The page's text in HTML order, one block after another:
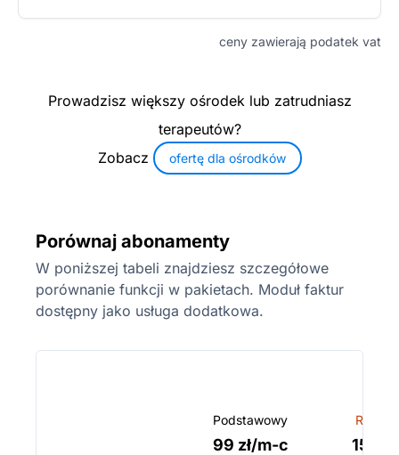
ceny zawierają podatek vat
Prowadzisz większy ośrodek lub zatrudniasz
terapeutów?
Zobacz
ofertę dla ośrodków
Porównaj abonamenty
W poniższej tabeli znajdziesz szczegółowe
porównanie funkcji w pakietach. Moduł faktur
dostępny jako usługa dodatkowa.
Podstawowy
99 zł/m-c 159